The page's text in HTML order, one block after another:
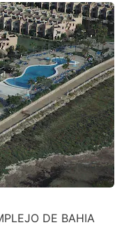
DE BAHIA